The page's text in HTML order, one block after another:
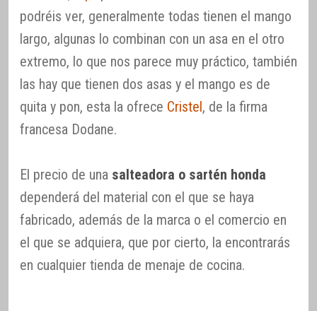
podréis ver, generalmente todas tienen el mango
largo, algunas lo combinan con un asa en el otro
extremo, lo que nos parece muy práctico, también
las hay que tienen dos asas y el mango es de
quita y pon, esta la ofrece Cristel, de la firma
francesa Dodane.
El precio de una salteadora o sartén honda
dependerá del material con el que se haya
fabricado, además de la marca o el comercio en
el que se adquiera, que por cierto, la encontrarás
en cualquier tienda de menaje de cocina.